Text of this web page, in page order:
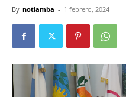
By notiamba - 1 febrero, 2024